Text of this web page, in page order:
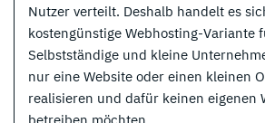
Nutzer verteilt. Deshalb handelt es
kostengünstige Webhosting-Variante
Selbstständige und kleine
nur eine Website oder einen kleinen
realisieren und dafür keinen eigenen